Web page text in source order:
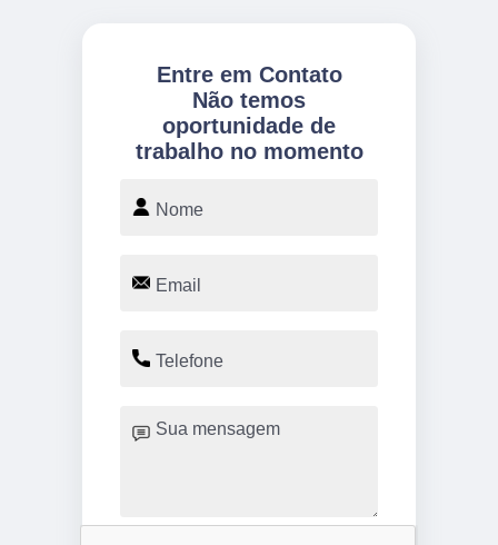
Entre em Contato
Não temos
oportunidade de
trabalho no momento